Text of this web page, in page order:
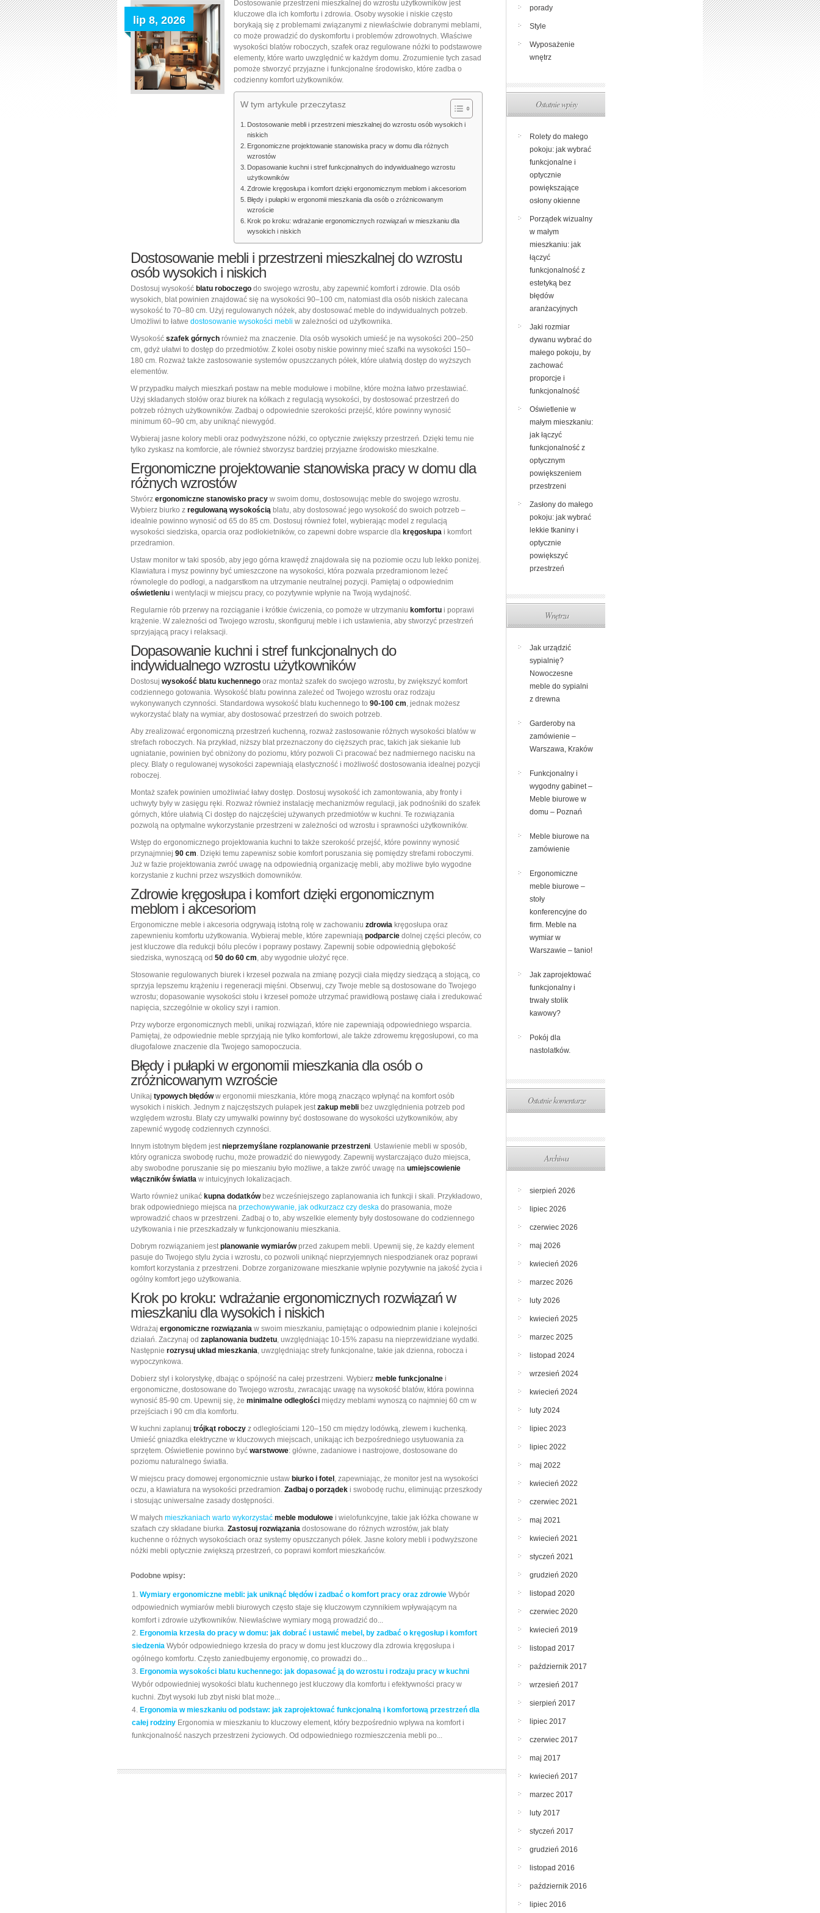
mieszkaniu
dla
osób
wysokich
i
jak
dopasować
przestrzeń
meble,
by
i
lip 8, 2026
Dostosowanie przestrzeni mieszkalnej do wzrostu użytkowników jest
kluczowe dla ich komfortu i zdrowia. Osoby wysokie i niskie często
borykają się z problemami związanymi z niewłaściwie dobranymi meblami,
co może prowadzić do dyskomfortu i problemów zdrowotnych. Właściwe
wysokości blatów roboczych, szafek oraz regulowane nóżki to podstawowe
elementy, które warto uwzględnić w każdym domu. Zrozumienie tych zasad
pomoże stworzyć przyjazne i funkcjonalne środowisko, które zadba o
codzienny komfort użytkowników.
W tym artykule przeczytasz
Dostosowanie mebli i przestrzeni mieszkalnej do wzrostu osób wysokich i
niskich
Ergonomiczne projektowanie stanowiska pracy w domu dla różnych
wzrostów
Dopasowanie kuchni i stref funkcjonalnych do indywidualnego wzrostu
użytkowników
Zdrowie kręgosłupa i komfort dzięki ergonomicznym meblom i akcesoriom
Błędy i pułapki w ergonomii mieszkania dla osób o zróżnicowanym
wzroście
Krok po kroku: wdrażanie ergonomicznych rozwiązań w mieszkaniu dla
wysokich i niskich
Dostosowanie mebli i przestrzeni mieszkalnej do wzrostu
osób wysokich i niskich
Dostosuj wysokość blatu roboczego do swojego wzrostu, aby zapewnić komfort i zdrowie. Dla osób
wysokich, blat powinien znajdować się na wysokości 90–100 cm, natomiast dla osób niskich zalecana
wysokość to 70–80 cm. Użyj regulowanych nóżek, aby dostosować meble do indywidualnych potrzeb.
Umożliwi to łatwe dostosowanie wysokości mebli w zależności od użytkownika.
Wysokość szafek górnych również ma znaczenie. Dla osób wysokich umieść je na wysokości 200–250
cm, gdyż ułatwi to dostęp do przedmiotów. Z kolei osoby niskie powinny mieć szafki na wysokości 150–
180 cm. Rozważ także zastosowanie systemów opuszczanych półek, które ułatwią dostęp do wyższych
elementów.
W przypadku małych mieszkań postaw na meble modułowe i mobilne, które można łatwo przestawiać.
Użyj składanych stołów oraz biurek na kółkach z regulacją wysokości, by dostosować przestrzeń do
potrzeb różnych użytkowników. Zadbaj o odpowiednie szerokości przejść, które powinny wynosić
minimum 60–90 cm, aby uniknąć niewygód.
Wybieraj jasne kolory mebli oraz podwyższone nóżki, co optycznie zwiększy przestrzeń. Dzięki temu nie
tylko zyskasz na komforcie, ale również stworzysz bardziej przyjazne środowisko mieszkalne.
Ergonomiczne projektowanie stanowiska pracy w domu dla
różnych wzrostów
Stwórz ergonomiczne stanowisko pracy w swoim domu, dostosowując meble do swojego wzrostu.
Wybierz biurko z regulowaną wysokością blatu, aby dostosować jego wysokość do swoich potrzeb –
idealnie powinno wynosić od 65 do 85 cm. Dostosuj również fotel, wybierając model z regulacją
wysokości siedziska, oparcia oraz podłokietników, co zapewni dobre wsparcie dla kręgosłupa i komfort
przedramion.
Ustaw monitor w taki sposób, aby jego górna krawędź znajdowała się na poziomie oczu lub lekko poniżej.
Klawiatura i mysz powinny być umieszczone na wysokości, która pozwala przedramionom leżeć
równolegle do podłogi, a nadgarstkom na utrzymanie neutralnej pozycji. Pamiętaj o odpowiednim
oświetleniu i wentylacji w miejscu pracy, co pozytywnie wpłynie na Twoją wydajność.
Regularnie rób przerwy na rozciąganie i krótkie ćwiczenia, co pomoże w utrzymaniu komfortu i poprawi
krążenie. W zależności od Twojego wzrostu, skonfiguruj meble i ich ustawienia, aby stworzyć przestrzeń
sprzyjającą pracy i relaksacji.
Dopasowanie kuchni i stref funkcjonalnych do
indywidualnego wzrostu użytkowników
Dostosuj wysokość blatu kuchennego oraz montaż szafek do swojego wzrostu, by zwiększyć komfort
codziennego gotowania. Wysokość blatu powinna zależeć od Twojego wzrostu oraz rodzaju
wykonywanych czynności. Standardowa wysokość blatu kuchennego to 90-100 cm, jednak możesz
wykorzystać blaty na wymiar, aby dostosować przestrzeń do swoich potrzeb.
Aby zrealizować ergonomiczną przestrzeń kuchenną, rozważ zastosowanie różnych wysokości blatów w
strefach roboczych. Na przykład, niższy blat przeznaczony do cięższych prac, takich jak siekanie lub
ugniatanie, powinien być obniżony do poziomu, który pozwoli Ci pracować bez nadmiernego nacisku na
plecy. Blaty o regulowanej wysokości zapewniają elastyczność i możliwość dostosowania idealnej pozycji
roboczej.
Montaż szafek powinien umożliwiać łatwy dostęp. Dostosuj wysokość ich zamontowania, aby fronty i
uchwyty były w zasięgu ręki. Rozważ również instalację mechanizmów regulacji, jak podnośniki do szafek
górnych, które ułatwią Ci dostęp do najczęściej używanych przedmiotów w kuchni. Te rozwiązania
pozwolą na optymalne wykorzystanie przestrzeni w zależności od wzrostu i sprawności użytkowników.
Wstęp do ergonomicznego projektowania kuchni to także szerokość przejść, które powinny wynosić
przynajmniej 90 cm. Dzięki temu zapewnisz sobie komfort poruszania się pomiędzy strefami roboczymi.
Już w fazie projektowania zwróć uwagę na odpowiednią organizację mebli, aby możliwe było wygodne
korzystanie z kuchni przez wszystkich domowników.
Zdrowie kręgosłupa i komfort dzięki ergonomicznym
meblom i akcesoriom
Ergonomiczne meble i akcesoria odgrywają istotną rolę w zachowaniu zdrowia kręgosłupa oraz
zapewnieniu komfortu użytkowania. Wybieraj meble, które zapewniają podparcie dolnej części pleców, co
jest kluczowe dla redukcji bólu pleców i poprawy postawy. Zapewnij sobie odpowiednią głębokość
siedziska, wynoszącą od 50 do 60 cm, aby wygodnie ułożyć ręce.
Stosowanie regulowanych biurek i krzeseł pozwala na zmianę pozycji ciała między siedzącą a stojącą, co
sprzyja lepszemu krążeniu i regeneracji mięśni. Obserwuj, czy Twoje meble są dostosowane do Twojego
wzrostu; dopasowanie wysokości stołu i krzeseł pomoże utrzymać prawidłową postawę ciała i zredukować
napięcia, szczególnie w okolicy szyi i ramion.
Przy wyborze ergonomicznych mebli, unikaj rozwiązań, które nie zapewniają odpowiedniego wsparcia.
Pamiętaj, że odpowiednie meble sprzyjają nie tylko komfortowi, ale także zdrowemu kręgosłupowi, co ma
długofalowe znaczenie dla Twojego samopoczucia.
Błędy i pułapki wergonomii mieszkaniadla osób o
zróżnicowanym wzroście
Unikaj typowych błędóww ergonomii mieszkania, które mogą znacząco wpłynąć na komfort osób
wysokich i niskich. Jednym z najczęstszych pułapek jestzakup mebli bez uwzględnienia potrzeb pod
względem wzrostu. Blaty czy umywalki powinny być dostosowane do wysokości użytkowników, aby
zapewnić wygodę codziennych czynności.
Innym istotnym błędem jestnieprzemyślane rozplanowanie przestrzeni. Ustawienie mebli w sposób,
który ogranicza swobodę ruchu, może prowadzić do niewygody. Zapewnij wystarczająco dużo miejsca,
aby swobodne poruszanie się po mieszaniu było możliwe, a także zwróć uwagę na umiejscowienie
włączników światła w intuicyjnych lokalizacjach.
Warto również unikać kupna dodatkówbez wcześniejszego zaplanowania ich funkcji i skali. Przykładowo,
brak odpowiedniego miejsca na przechowywanie, jak odkurzacz czy deska do prasowania, może
wprowadzić chaos w przestrzeni. Zadbaj o to, aby wszelkie elementy były dostosowane do codziennego
użytkowania i nie przeszkadzały w funkcjonowaniu mieszkania.
Dobrym rozwiązaniem jestplanowanie wymiarówprzed zakupem mebli. Upewnij się, że każdy element
pasuje do Twojego stylu życia i wzrostu, co pozwoli uniknąć nieprzyjemnych niespodzianek oraz poprawi
komfort korzystania z przestrzeni. Dobrze zorganizowane mieszkanie wpłynie pozytywnie na jakość życia i
ogólny komfort jego użytkowania.
Krok po kroku: wdrażanie ergonomicznych rozwiązań w
mieszkaniu dla wysokich i niskich
Wdrażaj ergonomiczne rozwiązania w swoim mieszkaniu, pamiętając o odpowiednim planie i kolejności
działań. Zaczynaj od zaplanowania budżetu, uwzględniając 10-15% zapasu na nieprzewidziane wydatki.
Następnie rozrysuj układ mieszkania, uwzględniając strefy funkcjonalne, takie jak dzienna, robocza i
wypoczynkowa.
Dobierz styl i kolorystykę, dbając o spójność na całej przestrzeni. Wybierz meble funkcjonalne i
ergonomiczne, dostosowane do Twojego wzrostu, zwracając uwagę na wysokość blatów, która powinna
wynosić 85-90 cm. Upewnij się, że minimalne odległości między meblami wynoszą co najmniej 60 cm w
przejściach i 90 cm dla komfortu.
W kuchni zaplanuj trójkąt roboczy z odległościami 120–150 cm między lodówką, zlewem i kuchenką.
Umieść gniazdka elektryczne w kluczowych miejscach, unikając ich bezpośredniego usytuowania za
sprzętem. Oświetlenie powinno być warstwowe: główne, zadaniowe i nastrojowe, dostosowane do
poziomu naturalnego światła.
W miejscu pracy domowej ergonomicznie ustaw biurko i fotel , zapewniając, że monitor jest na wysokości
oczu, a klawiatura na wysokości przedramion. Zadbaj o porządek i swobodę ruchu, eliminując przeszkody
i stosując uniwersalne zasady dostępności.
W małych mieszkaniach warto wykorzystać meble modułowe i wielofunkcyjne, takie jak łóżka chowane w
szafach czy składane biurka. Zastosuj rozwiązania dostosowane do różnych wzrostów, jak blaty
kuchenne o różnych wysokościach oraz systemy opuszczanych półek. Jasne kolory mebli i podwyższone
nóżki mebli optycznie zwiększą przestrzeń, co poprawi komfort mieszkańców.
Podobne wpisy:
Wymiary ergonomiczne mebli: jak uniknąć błędów i zadbać o komfort pracy oraz zdrowie Wybór
odpowiednich wymiarów mebli biurowych często staje się kluczowym czynnikiem wpływającym na
komfort i zdrowie użytkowników. Niewłaściwe wymiary mogą prowadzić do...
Ergonomia krzesła do pracy w domu: jak dobrać i ustawić mebel, by zadbać o kręgosłup i komfort
siedzenia Wybór odpowiedniego krzesła do pracy w domu jest kluczowy dla zdrowia kręgosłupa i
ogólnego komfortu. Często zaniedbujemy ergonomię, co prowadzi do...
Ergonomia wysokości blatu kuchennego: jak dopasować ją do wzrostu i rodzaju pracy w kuchni
Wybór odpowiedniej wysokości blatu kuchennego jest kluczowy dla komfortu i efektywności pracy w
kuchni. Zbyt wysoki lub zbyt niski blat może...
Ergonomia w mieszkaniu od podstaw: jak zaprojektować funkcjonalną i komfortową przestrzeń dla
całej rodziny Ergonomia w mieszkaniu to kluczowy element, który bezpośrednio wpływa na komfort i
funkcjonalność naszych przestrzeni życiowych. Od odpowiedniego rozmieszczenia mebli po...
porady
Style
Wyposażenie
wnętrz
Ostatnie wpisy
Rolety do małego
pokoju: jak wybrać
funkcjonalne i
optycznie
powiększające
osłony okienne
Porządek wizualny
w małym
mieszkaniu: jak
łączyć
funkcjonalność z
estetyką bez
błędów
aranżacyjnych
Jaki rozmiar
dywanu wybrać do
małego pokoju, by
zachować
proporcje i
funkcjonalność
Oświetlenie w
małym mieszkaniu:
jak łączyć
funkcjonalność z
optycznym
powiększeniem
przestrzeni
Zasłony do małego
pokoju: jak wybrać
lekkie tkaniny i
optycznie
powiększyć
przestrzeń
Wnętrza
Jak urządzić
sypialnię?
Nowoczesne
meble do sypialni
z drewna
Garderoby na
zamówienie –
Warszawa, Kraków
Funkcjonalny i
wygodny gabinet –
Meble biurowe w
domu – Poznań
Meble biurowe na
zamówienie
Ergonomiczne
meble biurowe –
stoły
konferencyjne do
firm. Meble na
wymiar w
Warszawie – tanio!
Jak zaprojektować
funkcjonalny i
trwały stolik
kawowy?
Pokój dla
nastolatków.
Ostatnie komentarze
Archiwa
sierpień 2026
lipiec 2026
czerwiec 2026
maj 2026
kwiecień 2026
marzec 2026
luty 2026
kwiecień 2025
marzec 2025
listopad 2024
wrzesień 2024
kwiecień 2024
luty 2024
lipiec 2023
lipiec 2022
maj 2022
kwiecień 2022
czerwiec 2021
maj 2021
kwiecień 2021
styczeń 2021
grudzień 2020
listopad 2020
czerwiec 2020
kwiecień 2019
listopad 2017
październik 2017
wrzesień 2017
sierpień 2017
lipiec 2017
czerwiec 2017
maj 2017
kwiecień 2017
marzec 2017
luty 2017
styczeń 2017
grudzień 2016
listopad 2016
październik 2016
lipiec 2016